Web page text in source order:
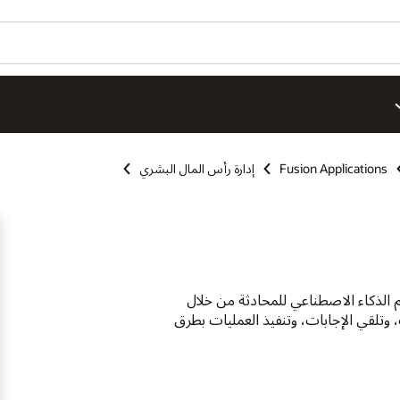
Fusion Applications إدارة رأس المال البشري
الاصطناعي للمحادثة من خلال
الإجابات، وتنفيذ العمليات بطرق